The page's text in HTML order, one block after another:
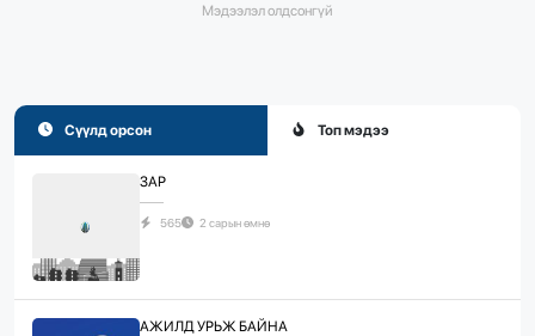
Мэдээлэл олдсонгүй
Сүүлд орсон Топ мэдээ
ЗАР
565 2 сарын өмнө
АЖИЛД УРЬЖ БАЙНА